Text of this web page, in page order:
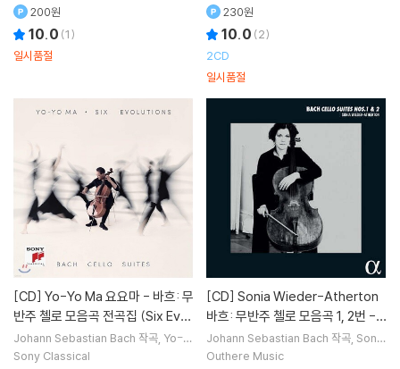
200원
10.0 (1)
일시품절
230원
10.0 (2)
2CD
일시품절
[CD]
반주 첼로 모음곡 전곡집 (Six Evol
utions - Bach: Cello Suites) 요
요 마
Johann Sebastian Bach 작곡 Yo-Y
o Ma연주
Sony Classical
[CD]
바흐: 무반주 첼로 모음곡 1, 2번 -
소니아 위더 아서톤 (Bach: Cello
Suites BWV 1007, 1008)
Johann Sebastian Bach 작곡 Sonia
Wieder-Atherton
Outhere Music